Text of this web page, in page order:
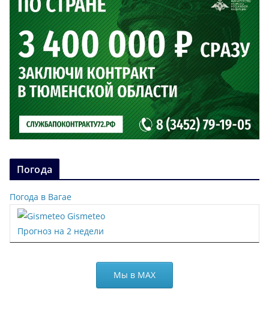
Погода
Погода в Вагае
Gismeteo
Прогноз на 2 недели
Мы в МАХ